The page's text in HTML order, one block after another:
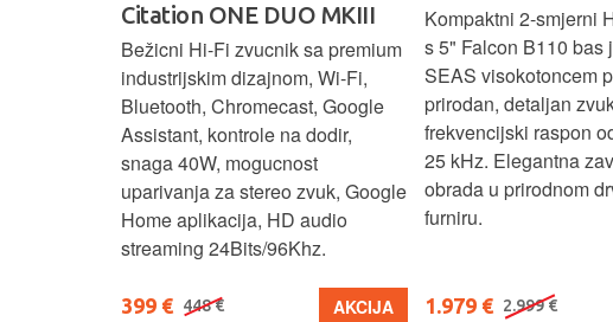
Citation ONE DUO MKIII
Bežicni Hi-Fi zvucnik sa premium
industrijskim dizajnom, Wi-Fi,
Bluetooth, Chromecast, Google
Assistant, kontrole na dodir,
snaga 40W, mogucnost
uparivanja za stereo zvuk, Google
Home aplikacija, HD audio
streaming 24Bits/96Khz.
399 € 448 € AKCIJA
Kompaktni 2-smjerni
s 5" Falcon B110 bas
SEAS visokotoncem
prirodan, detaljan
frekvencijski raspon
25 kHz. Elegantna
obrada u prirodnom
furniru.
1.979 € 2.999 €